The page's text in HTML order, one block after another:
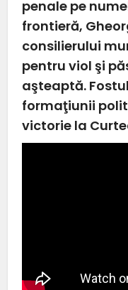
penale pe
frontieră,
consilierului
pentru viol şi
aşteaptă.
formaţiunii
victorie la